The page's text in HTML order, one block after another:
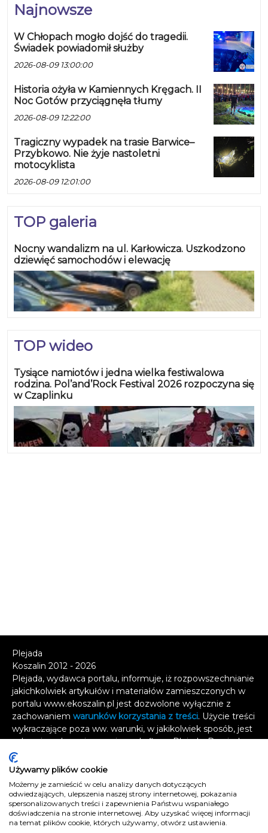
Najnowsze
W Chłopach mogło dojść do tragedii.
Świadek powiadomił służby
2026-08-09 13:00:00
Historia ożyła w Kamiennych Kręgach. II
Noc Gotów przyciągnęła tłumy
2026-08-09 12:22:00
Tragiczny wypadek na trasie Barwice–
Przybkowo. Nie żyje nastoletni
motocyklista
2026-08-09 12:01:00
TOP galeria
Nocny wandalizm na ul. Karłowicza. Uszkodzono
dziewięć samochodów i elewację
TOP wideo
Tysiące namiotów i jedna wielka festiwalowa
rodzina. Pol’and’Rock Festival 2026 rozpoczyna się
w Czaplinku
Plejada
Koszalin 2012 - 2026
Plejada, wydawca portalu, informuje, iż rozpowszechnianie
jakichkolwiek artykułów i materiałów zamieszczonych w
portalu www.ekoszalin.pl jest dozwolone wyłącznie z
zachowaniem warunków korzystania z treści. Użycie treści
wykraczające poza ww. warunki, w jakikolwiek sposób, jest
zabronione bez pisemnej zgody firmy Plejada. Dowiedz
się, w jaki sposób możesz uzyskać
wykorzystanie treści.
Naruszenie tych zasad jest łamaniem prawa i grozi
odpowiedzialnością karną.
Wszelkie prawa zastrzeżone.
Używamy plików cookie
Możemy je zamieścić w celu analizy danych dotyczących
odwiedzających, ulepszenia naszej strony internetowej, pokazania
spersonalizowanych treści i zapewnienia Państwu wspaniałego
doświadczenia na stronie internetowej. Aby uzyskać więcej informacji
na temat plików cookie, których używamy, otwórz ustawienia.